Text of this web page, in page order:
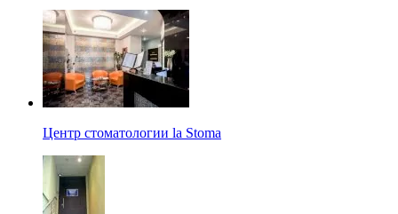
Центр стоматологии la Stoma